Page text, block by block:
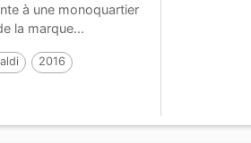
à une monoquartier
la marque...
2016